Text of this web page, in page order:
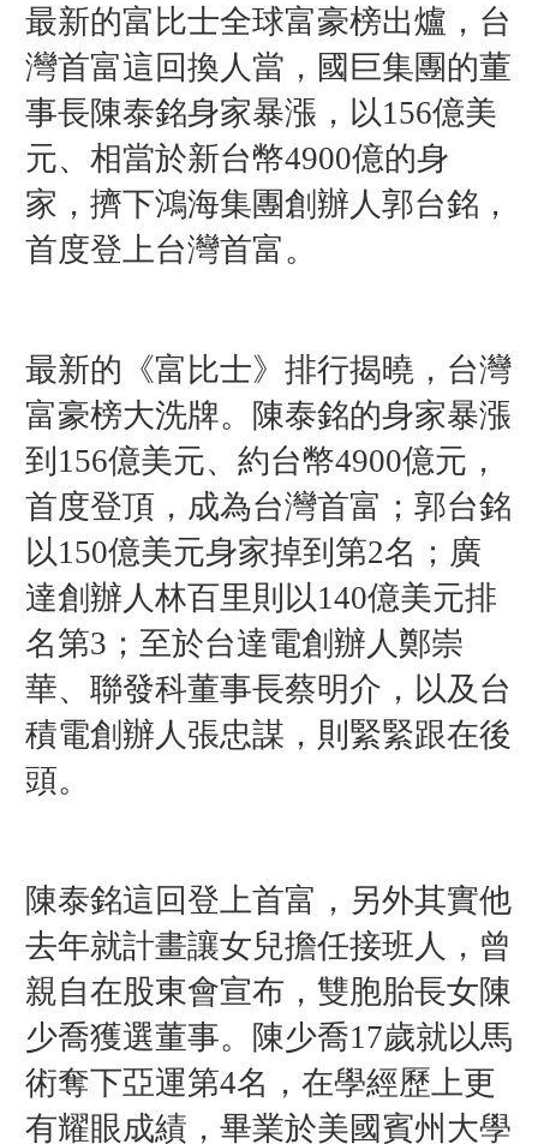
最新的富比士全球富豪榜出爐，台
灣首富這回換人當，國巨集團的董
事長陳泰銘身家暴漲，以156億美
元、相當於新台幣4900億的身
家，擠下鴻海集團創辦人郭台銘，
首度登上台灣首富。
最新的《富比士》排行揭曉，台灣
富豪榜大洗牌。陳泰銘的身家暴漲
到156億美元、約台幣4900億元，
首度登頂，成為台灣首富； 郭台銘
以150億美元身家掉到第2名；廣
達創辦人林百里則以140億美元排
名第3；至於台達電創辦人鄭崇
華、聯發科董事長蔡明介，以及台
積電創辦人張忠謀，則緊緊跟在後
頭。
陳泰銘這回登上首富，另外其實他
去年就計畫讓女兒擔任接班人，曾
親自在股東會宣布，雙胞胎長女陳
少喬獲選董事。
陳少喬17歲就以馬
術奪下亞運第4名，在學經歷上更
有耀眼成績，畢業於美國賓州大學